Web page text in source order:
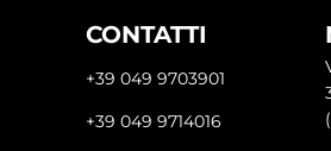
CONTATTI
+39 049 9703901
+39 049 9714016